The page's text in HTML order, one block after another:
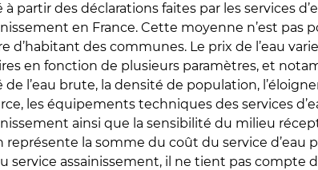
à partir des déclarations faites par les services
en France. Cette moyenne n’est pas
d’habitant des communes. Le prix de l’eau
en fonction de plusieurs paramètres, et
de l’eau brute, la densité de population,
les équipements techniques des services
ainsi que la sensibilité du milieu
représente la somme du coût du service d’eau
service assainissement, il ne tient pas compte